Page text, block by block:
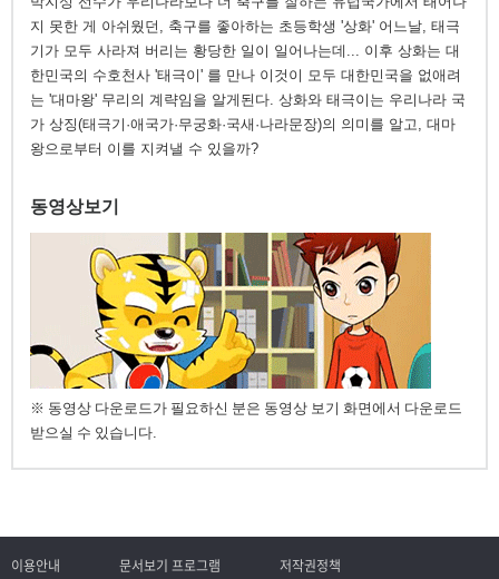
지 못한 게 아쉬웠던, 축구를 좋아하는 초등학생 '상화' 어느날, 태극
기가 모두 사라져 버리는 황당한 일이 일어나는데... 이후 상화는 대
한민국의 수호천사 '태극이' 를 만나 이것이 모두 대한민국을 없애려
는 '대마왕' 무리의 계략임을 알게된다. 상화와 태극이는 우리나라 국
가 상징(태극기·애국가·무궁화·국새·나라문장)의 의미를 알고, 대마
왕으로부터 이를 지켜낼 수 있을까?
동영상보기
※ 동영상 다운로드가 필요하신 분은 동영상 보기 화면에서 다운로드
받으실 수 있습니다.
이용안내 문서보기 프로그램 저작권정책